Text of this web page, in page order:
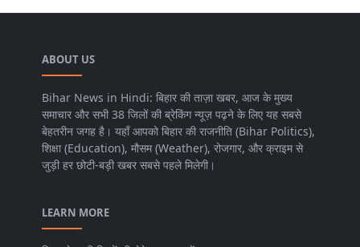
ABOUT US
Bihar News in Hindi: बिहार की ताज़ा खबर, आज के मुख्य
समाचार और सभी 38 जिलों की ब्रेकिंग न्यूज़ पढ़ने के लिए यह सबसे
बेहतरीन जगह है। यहाँ आपको बिहार की राजनीति (Bihar Politics),
शिक्षा (Education), मौसम (Weather), रोजगार, और क्राइम से
जुड़ी हर छोटी-बड़ी खबर सबसे पहले मिलेगी।
LEARN MORE